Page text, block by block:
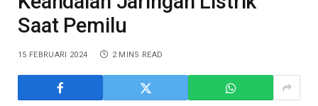
Saat Pemilu
15 FEBRUARI 2024 2 MINS READ